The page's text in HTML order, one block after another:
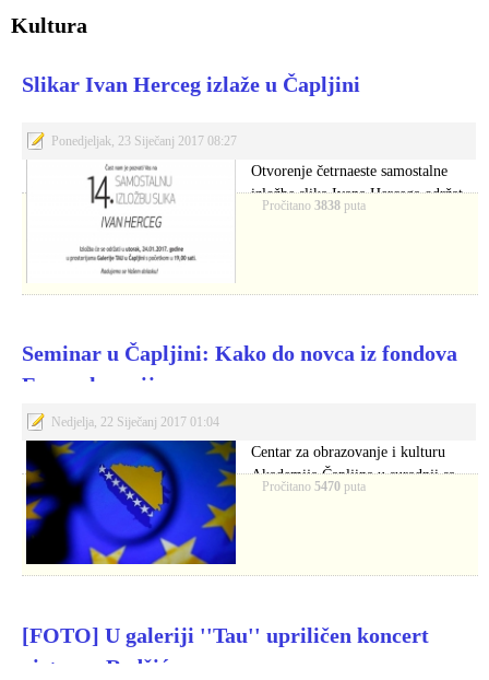
Kultura
Slikar Ivan Herceg izlaže u Čapljini
Ponedjeljak, 23 Siječanj 2017 08:27
Otvorenje četrnaeste samostalne
izložbe slika Ivana Hercega održat
će se 24. sječnja…
Pročitano 3838 puta
Seminar u Čapljini: Kako do novca iz fondova
Europske unije
Nedjelja, 22 Siječanj 2017 01:04
Centar za obrazovanje i kulturu
Akademija Čapljina u suradnji sa
Ministarstvom pravde…
Pročitano 5470 puta
[FOTO] U galeriji ''Tau'' upriličen koncert
virtuoza Redžića